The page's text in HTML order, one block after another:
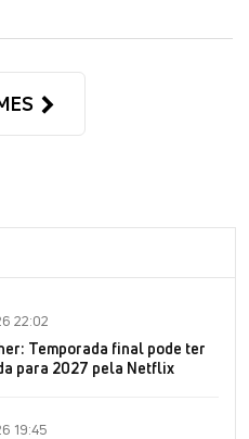
22:02
Temporada final pode ter
para 2027 pela Netflix
19:45